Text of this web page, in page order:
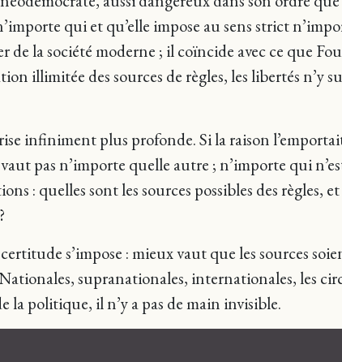
qui et qu’elle impose au sens strict
la société moderne ; il coïncide avec ce que
des sources de règles, les libertés n’y
infiniment plus profonde. Si la raison
pas n’importe quelle autre ; n’importe qui
: quelles sont les sources possibles des règles,
s’impose : mieux vaut que les sources
supranationales, internationales, les
la politique, il n’y a pas de main invisible.